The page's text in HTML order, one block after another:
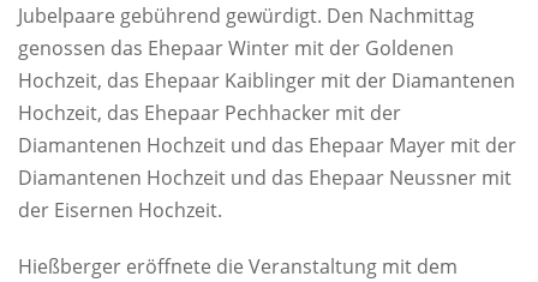
Jubelpaare gebührend gewürdigt. Den Nachmittag
genossen das Ehepaar Winter mit der Goldenen
Hochzeit, das Ehepaar Kaiblinger mit der Diamantenen
Hochzeit, das Ehepaar Pechhacker mit der
Diamantenen Hochzeit und das Ehepaar Mayer mit der
Diamantenen Hochzeit und das Ehepaar Neussner mit
der Eisernen Hochzeit.
Hießberger eröffnete die Veranstaltung mit dem